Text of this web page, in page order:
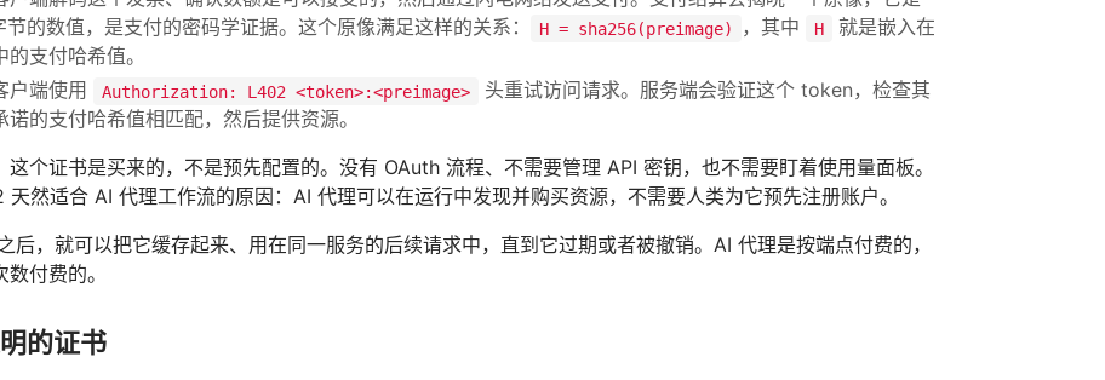
的数值，是支付的密码学证据。这个原像满足这样的关系：
H = sha256(preimage) ，其中 H
就是嵌入在
支付哈希值。
户端使用 Authorization: L402 <token>:<preimage>
头重试访问请求。服务端会验证这个 token，检查其
诺的支付哈希值相匹配，然后提供资源。
这个证书是买来的，不是预先配置的。没有 OAuth 流程、不需要管理 API 密钥，也不需要盯着使用量面板。
然适合 AI 代理工作流的原因：AI 代理可以在运行中发现并购买资源，不需要人类为它预先注册账户。
后，就可以把它缓存起来、用在同一服务的后续请求中，直到它过期或者被撤销。AI 代理是按端点付费的，
付费的。
的证书